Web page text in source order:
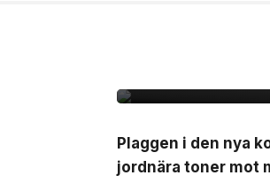
Plaggen i den nya
jordnära toner mot